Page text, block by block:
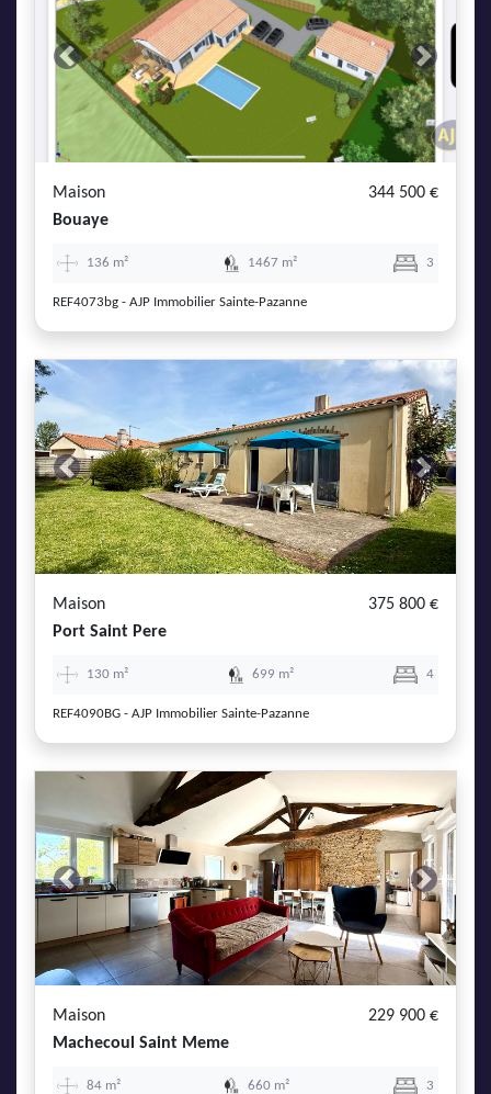
Previous Next
Maison
344 500 €
Bouaye
136 m² 1467 m² 3
REF4073bg - AJP Immobilier Sainte-Pazanne
Previous Next
Maison
375 800 €
Port Saint Pere
130 m² 699 m² 4
REF4090BG - AJP Immobilier Sainte-Pazanne
Previous Next
Maison
229 900 €
Machecoul Saint Meme
84 m² 660 m² 3